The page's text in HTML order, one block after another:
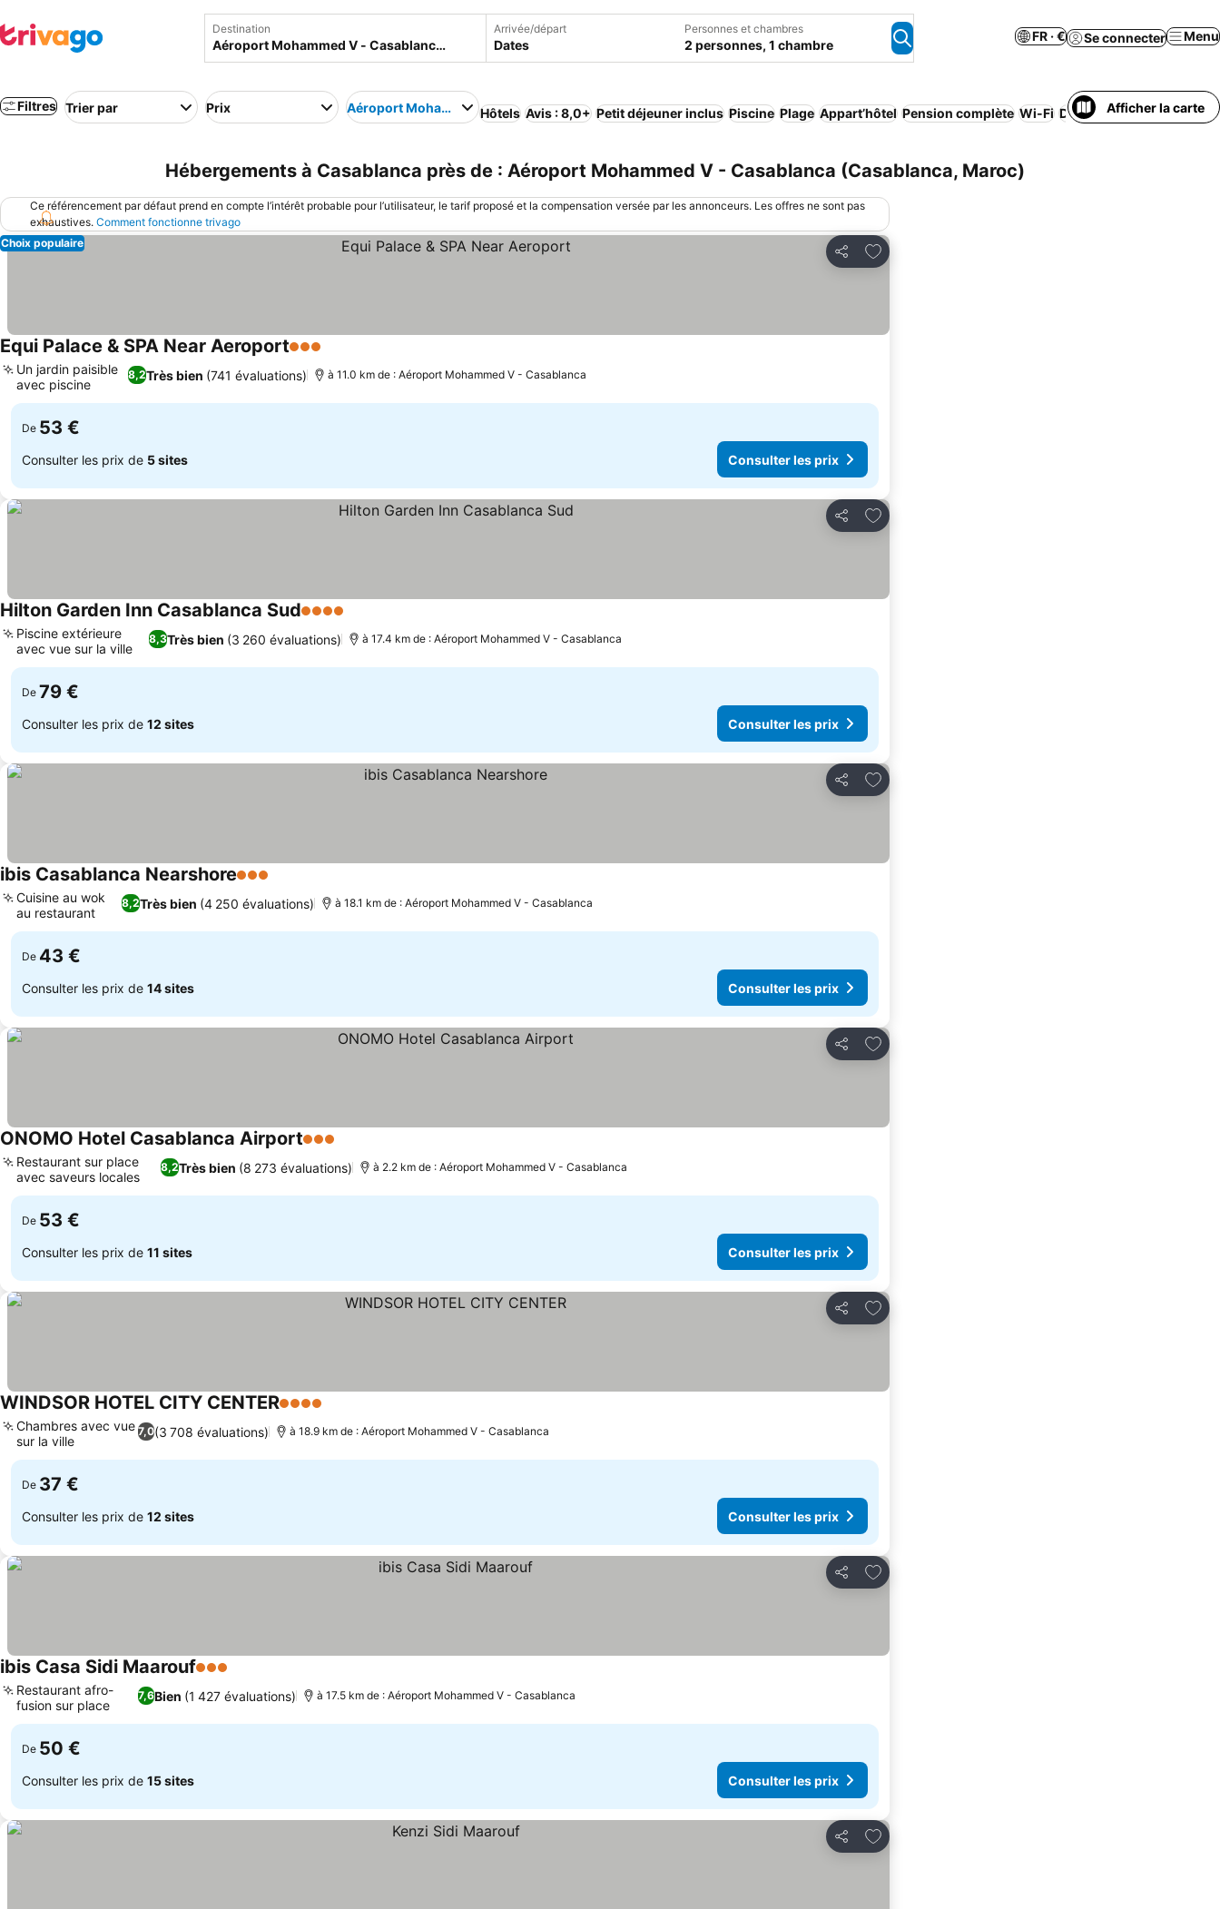
Destination Arrivée/départ
Dates
Personnes et chambres
2 personnes, 1 chambre
FR · € Se connecter Menu
Filtres Trier par Prix Aéroport Mohammed V - Casablanca
Hôtels Avis : 8,0+ Petit déjeuner inclus Piscine Plage Appart’hôtel Pension complète Wi-Fi Demi-pension Parking
Afficher la carte
Hébergements à Casablanca près de : Aéroport Mohammed V - Casablanca (Casablanca, Maroc)
Ce référencement par défaut prend en compte l’intérêt probable pour l’utilisateur, le tarif proposé et la compensation versée par les annonceurs. Les offres ne sont pas
exhaustives. Comment fonctionne trivago
Partager
Ajouter à mes favoris
Choix populaire
Equi Palace & SPA Near Aeroport3 Étoiles
8,2Très bien (741 évaluations)
Un jardin paisible
avec piscine
à 11.0 km de : Aéroport Mohammed V - Casablanca
De 53 €
Consulter les prix de 5 sites Consulter les prix
Partager
Ajouter à mes favoris
Hilton Garden Inn Casablanca Sud4 Étoiles
8,3Très bien (3 260 évaluations)
Piscine extérieure
avec vue sur la ville
à 17.4 km de : Aéroport Mohammed V - Casablanca
De 79 €
Consulter les prix de 12 sites Consulter les prix
Partager
Ajouter à mes favoris
ibis Casablanca Nearshore3 Étoiles
8,2Très bien (4 250 évaluations)
Cuisine au wok
au restaurant
à 18.1 km de : Aéroport Mohammed V - Casablanca
De 43 €
Consulter les prix de 14 sites Consulter les prix
Partager
Ajouter à mes favoris
ONOMO Hotel Casablanca Airport3 Étoiles
8,2Très bien (8 273 évaluations)
Restaurant sur place
avec saveurs locales
à 2.2 km de : Aéroport Mohammed V - Casablanca
De 53 €
Consulter les prix de 11 sites Consulter les prix
Partager
Ajouter à mes favoris
WINDSOR HOTEL CITY CENTER4 Étoiles
7,0(3 708 évaluations)
Chambres avec vue
sur la ville
à 18.9 km de : Aéroport Mohammed V - Casablanca
De 37 €
Consulter les prix de 12 sites Consulter les prix
Partager
Ajouter à mes favoris
ibis Casa Sidi Maarouf3 Étoiles
7,6Bien (1 427 évaluations)
Restaurant afro-
fusion sur place
à 17.5 km de : Aéroport Mohammed V - Casablanca
De 50 €
Consulter les prix de 15 sites Consulter les prix
Partager
Ajouter à mes favoris